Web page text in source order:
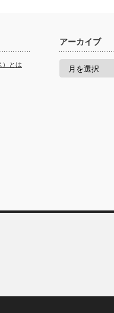
）とは
アーカイブ
ア